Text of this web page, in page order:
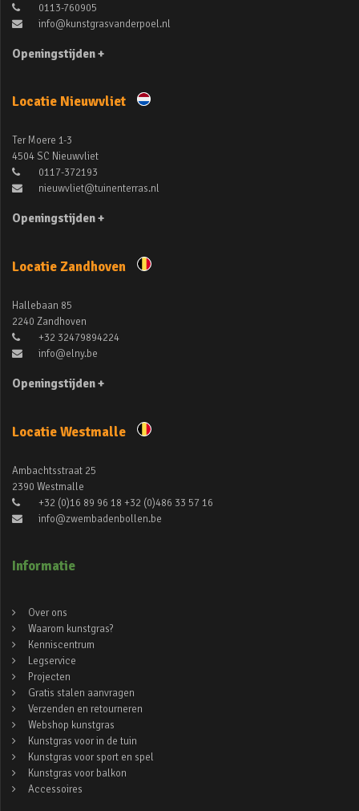
0113-760905
info@kunstgrasvanderpoel.nl
Openingstijden +
Locatie Nieuwvliet
Ter Moere 1-3
4504 SC Nieuwvliet
0117-372193
nieuwvliet@tuinenterras.nl
Openingstijden +
Locatie Zandhoven
Hallebaan 85
2240 Zandhoven
+32 32479894224
info@elny.be
Openingstijden +
Locatie Westmalle
Ambachtsstraat 25
2390 Westmalle
+32 (0)16 89 96 18 +32 (0)486 33 57 16
info@zwembadenbollen.be
Informatie
Over ons
Waarom kunstgras?
Kenniscentrum
Legservice
Projecten
Gratis stalen aanvragen
Verzenden en retourneren
Webshop kunstgras
Kunstgras voor in de tuin
Kunstgras voor sport en spel
Kunstgras voor balkon
Accessoires